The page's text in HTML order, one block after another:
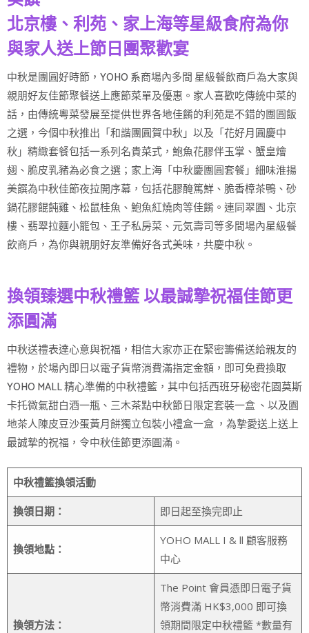
北京樓、利苑、家上海等星級食府為你
與家人送上節日團聚歡宴
中秋是團圓好時節，YOHO 系商場內多間 星級餐飲商戶為大家與
親朋好友佳節聚餐送上應節菜單及優惠。家人喜歡吃傳統中菜的
話，由傳統粵菜發展至提供世界各地佳餚的利苑是不錯的團圓飯
之選，今個中秋推出「和諧團圓賀中秋」以及「花好月圓慶中
秋」精緻套餐包括一系列名貴菜式，鮑魚花膠伴玉掌、蟹皇燴
翅、脆皮乳豬為必食之選；家上海「中秋慶團圓套餐」細味淮揚
美饌為中秋佳節夜拉開序幕，包括花膠醃篤鮮、脆香樟茶鴨、砂
鍋花膠餛飩雞、松鼠桂魚、鮑魚紅燒肉等佳餚。連同翠園、北京
樓、翡翠拉麵小籠包、王子私房菜、元気壽司等多間場內星級餐
飲商戶，為你與親朋好友準備好各式美味，共慶中秋。
換領臻選中秋禮籃 以最誠摯祝福佳節更
添圓滿
中秋送禮表達心意與祝福，相信大家亦正在緊密籌備送給親友的
禮物，於場內即日以電子貨幣消費滿指定金額，即可免費換取
YOHO MALL 精心準備的中秋禮籃，其中包括西班牙秘密花園莫斯
卡托微氣甜白酒一瓶、三木茶點中秋節日限定套裝一盒 、以及園
地茶人陳皮豆沙蛋黃月餅獨立包裝小禮盒一盒 ，為摯愛送上送上
最誠摯的祝福，令中秋佳節更添圓滿。
中秋禮籃換領活動
換領日期： 即日起至換完即止
換領地點：
YOHO MALL I & ll 顧客服務
中心
換領方法：
The Point 會員憑即日電子貨
幣消費滿 HK$3,000 即可換
領期間限定中秋禮籃 *數量有